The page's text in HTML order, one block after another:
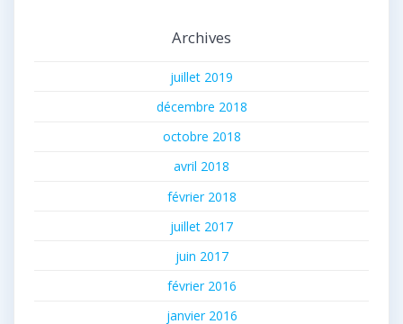
Archives
juillet 2019
décembre 2018
octobre 2018
avril 2018
février 2018
juillet 2017
juin 2017
février 2016
janvier 2016